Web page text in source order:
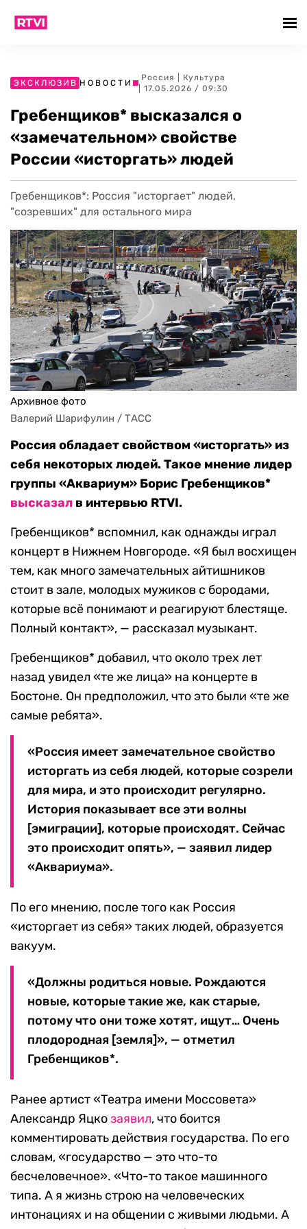
ЭКСКЛЮЗИВ НОВОСТИ
Россия
Культура
| 17.05.2026 / 09:30
Гребенщиков* высказался о
«замечательном» свойстве
России «исторгать» людей
Гребенщиков*: Россия "исторгает" людей,
"созревших" для остального мира
Архивное фото
Валерий Шарифулин / ТАСС
Россия обладает свойством «исторгать» из
себя некоторых людей. Такое мнение лидер
группы «Аквариум» Борис Гребенщиков*
высказал в интервью RTVI.
Гребенщиков* вспомнил, как однажды играл
концерт в Нижнем Новгороде. «Я был восхищен
тем, как много замечательных айтишников
стоит в зале, молодых мужиков с бородами,
которые всё понимают и реагируют блестяще.
Полный контакт», — рассказал музыкант.
Гребенщиков* добавил, что около трех лет
назад увидел «те же лица» на концерте в
Бостоне. Он предположил, что это были «те же
самые ребята».
«Россия имеет замечательное свойство
исторгать из себя людей, которые созрели
для мира, и это происходит регулярно.
История показывает все эти волны
[эмиграции], которые происходят. Сейчас
это происходит опять», — заявил лидер
«Аквариума».
По его мнению, после того как Россия
«исторгает из себя» таких людей, образуется
вакуум.
«Должны родиться новые. Рождаются
новые, которые такие же, как старые,
потому что они тоже хотят, ищут… Очень
плодородная [земля]», — отметил
Гребенщиков*.
Ранее артист «Театра имени Моссовета»
Александр Яцкозаявил, что боится
комментировать действия государства. По его
словам, «государство — это что-то
бесчеловечное». «Что-то такое машинного
типа. А я жизнь строю на человеческих
интонациях и на общении с живыми людьми. А